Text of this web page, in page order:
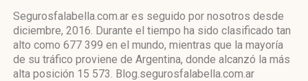
Segurosfalabella.com.ar es seguido por nosotros desde
diciembre, 2016. Durante el tiempo ha sido clasificado tan
alto como 677 399 en el mundo, mientras que la mayoría
de su tráfico proviene de Argentina, donde alcanzó la más
alta posición 15 573. Blog.segurosfalabella.com.ar